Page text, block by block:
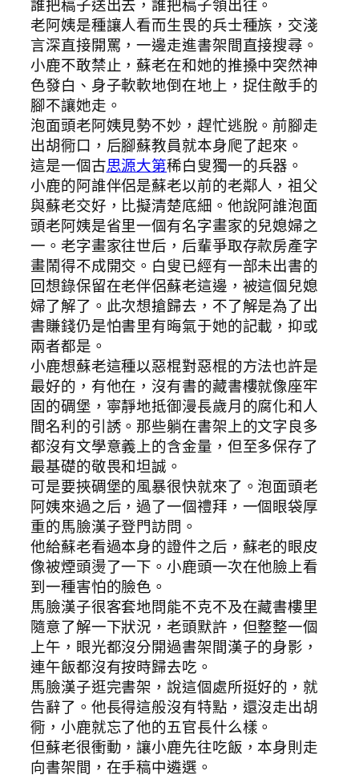
誰把稿子送出去，誰把稿子領出往。
老阿姨是種讓人看而生畏的兵士種族，交淺
言深直接開罵，一邊走進書架間直接搜尋。
小鹿不敢禁止，蘇老在和她的推搡中突然神
色發白、身子軟軟地倒在地上，捉住敵手的
腳不讓她走。
泡面頭老阿姨見勢不妙，趕忙逃脫。前腳走
出胡衕口，后腳蘇教員就本身爬了起來。
這是一個古思源大第稀白叟獨一的兵器。
小鹿的阿誰伴侶是蘇老以前的老鄰人，祖父
與蘇老交好，比擬清楚底細。他說阿誰泡面
頭老阿姨是省里一個有名字畫家的兒媳婦之
一。老字畫家往世后，后輩爭取存款房產字
畫鬧得不成開交。白叟已經有一部未出書的
回想錄保留在老伴侶蘇老這邊，被這個兒媳
婦了解了。此次想搶歸去，不了解是為了出
書賺錢仍是怕書里有晦氣于她的記載，抑或
兩者都是。
小鹿想蘇老這種以惡棍對惡棍的方法也許是
最好的，有他在，沒有書的藏書樓就像座牢
固的碉堡，寧靜地抵御漫長歲月的腐化和人
間名利的引誘。那些躺在書架上的文字良多
都沒有文學意義上的含金量，但至多保存了
最基礎的敬畏和坦誠。
可是要挾碉堡的風暴很快就來了。泡面頭老
阿姨來過之后，過了一個禮拜，一個眼袋厚
重的馬臉漢子登門訪問。
他給蘇老看過本身的證件之后，蘇老的眼皮
像被煙頭燙了一下。小鹿頭一次在他臉上看
到一種害怕的臉色。
馬臉漢子很客套地問能不克不及在藏書樓里
隨意了解一下狀況，老頭默許，但整整一個
上午，眼光都沒分開過書架間漢子的身影，
連午飯都沒有按時歸去吃。
馬臉漢子逛完書架，說這個處所挺好的，就
告辭了。他長得這般沒有特點，還沒走出胡
衕，小鹿就忘了他的五官長什么樣。
但蘇老很衝動，讓小鹿先往吃飯，本身則走
向書架間，在手稿中遴選。